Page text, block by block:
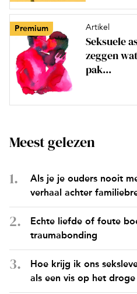
Premium Artikel
Seksuele
zeggen
pak...
Meest gelezen
Als je je ouders nooit
verhaal achter
Echte liefde of foute
traumabonding
Hoe krijg ik ons
als een vis op het droge